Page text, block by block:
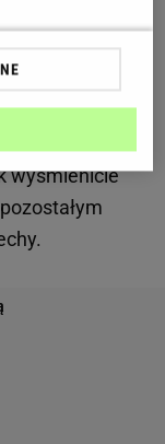
na
się zatem
wyśmienicie